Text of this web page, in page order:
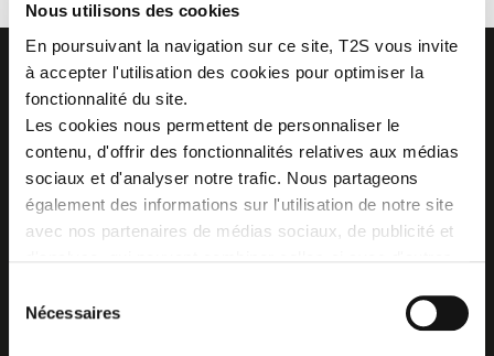
Nous utilisons des cookies
En poursuivant la navigation sur ce site, T2S vous invite
à accepter l'utilisation des cookies pour optimiser la
fonctionnalité du site.
Les cookies nous permettent de personnaliser le
contenu, d'offrir des fonctionnalités relatives aux médias
sociaux et d'analyser notre trafic. Nous partageons
également des informations sur l'utilisation de notre site
avec nos partenaires de médias sociaux, de publicité et
collectées lors de votre utilisation de leurs services.
Nécessaires
Z.I. La Vaure - B.P. 20930
42291 SORBIERS CEDEX - France
Tél. : + 33 (0)4 77 53 05 05
Contactez-nous !
Plan d'accès